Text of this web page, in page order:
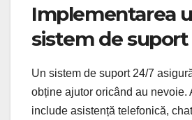
Implementarea
sistem de
Un sistem de suport 24/7
obține ajutor oricând au nevoie.
include asistență telefonică,